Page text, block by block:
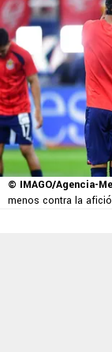
© IMAGO/Agencia-
menos contra la